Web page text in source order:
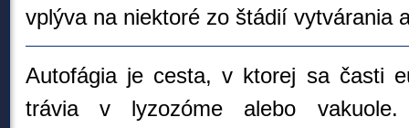
vplýva na niektoré zo štádií vytvárania
Autofágia je cesta, v ktorej sa časti
trávia v lyzozóme alebo